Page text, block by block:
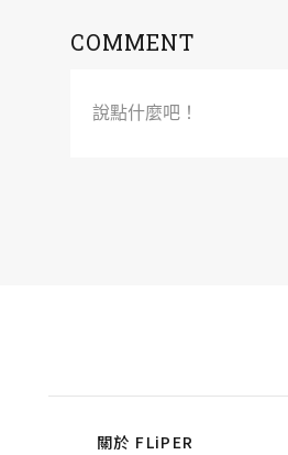
COMMENT
說點什麼吧！
關於 FLiPER